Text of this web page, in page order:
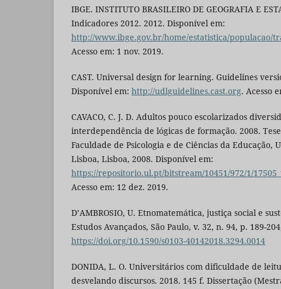
IBGE. INSTITUTO BRASILEIRO DE GEOGRAFIA E
Indicadores 2012. 2012. Disponível em:
http://www.ibge.gov.br/home/estatistica/populacao/
Acesso em: 1 nov. 2019.
CAST. Universal design for learning. Guidelines
Disponível em: http://udlguidelines.cast.org. Acesso
CAVACO, C. J. D. Adultos pouco escolarizados
interdependência de lógicas de formação. 2008.
Faculdade de Psicologia e de Ciências da Educação,
Lisboa, Lisboa, 2008. Disponível em:
https://repositorio.ul.pt/bitstream/10451/972/1/
Acesso em: 12 dez. 2019.
D’AMBROSIO, U. Etnomatemática, justiça social e
Estudos Avançados, São Paulo, v. 32, n. 94, p. 189-
https://doi.org/10.1590/s0103-40142018.3294.0014
DONIDA, L. O. Universitários com dificuldade de
desvelando discursos. 2018. 145 f. Dissertação